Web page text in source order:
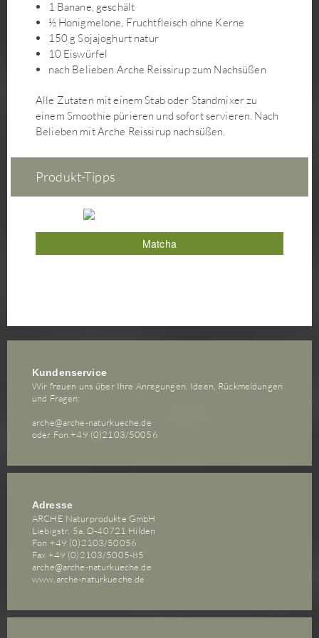
Grüner Spargel-Salat mit Ume-Su-Dressing
Gurkensalat
Gyoza mit Kimchi-Füllung
Hefezopf mit Schokocreme
Hirse-Gemüse-Schnitte mit Senfkruste
Indonesisches Gado-Gado - Wokgemüse mit köstlicher
Sauce
Japanische Udon Seitan Suppe
Kaffee-Schoko-Schnitten
Kartoffel-Gemüse-Gratin
Kirschmarmelade mit Cranbeeries
Kirschtaler
Kohlsäckchen mit Soja-Hack, Shiitake, Dulse und
Koreanische Glasnudelpfanne Japchae
Körnerbrötchen (mit Hefe)
Kürbis-Brioche
Kürbis-Misosuppe
Lauchgemüse mit veganer Sauce Bèarnaise
Lebkuchen
Linsenbraten mit Pflaumen
Maiskölbchen-Frites
Maki Sushi
1 Banane, geschält
½ Honigmelone, Fruchtfleisch ohne Kerne
150 g Sojajoghurt natur
10 Eiswürfel
nach Belieben Arche Reissirup zum Nachsüßen
Alle Zutaten mit einem Stab oder Standmixer zu
einem Smoothie pürieren und sofort servieren. Nach
Belieben mit Arche Reissirup nachsüßen.
Produkt-Tipps
Matcha
Kundenservice
Wir freuen uns über Ihre Anregungen, Ideen, Rückmeldungen
und Fragen:
arche@arche-naturkueche.de
oder Fon +49 (0)2103/50056
Adresse
ARCHE Naturprodukte GmbH
Liebigstr. 5a, D-40721 Hilden
Fon +49 (0)2103/50056
Fax +49 (0)2103/5005-85
arche@arche-naturkueche.de
www.arche-naturkueche.de